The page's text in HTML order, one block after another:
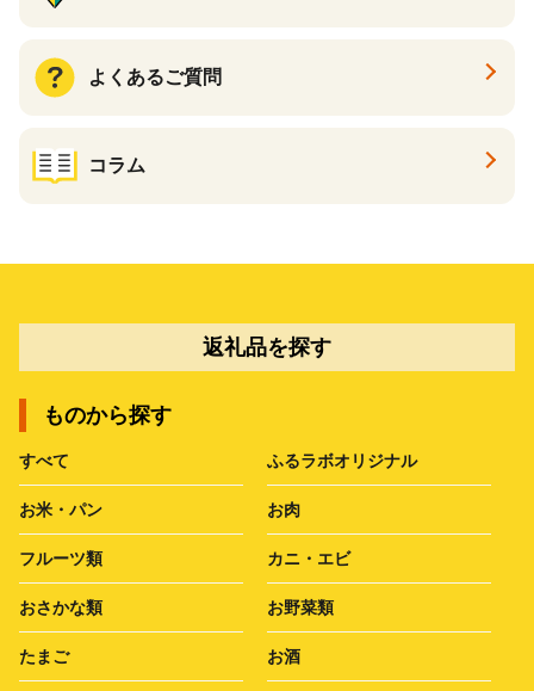
よくあるご質問
コラム
返礼品を探す
ものから探す
すべて ふるラボオリジナル
お米・パン お肉
フルーツ類 カニ・エビ
おさかな類 お野菜類
たまご お酒